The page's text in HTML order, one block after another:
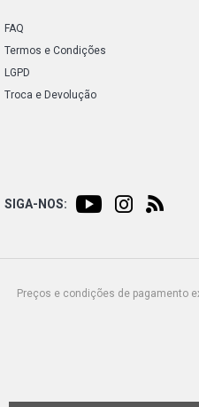
FAQ
Termos e Condições
LGPD
Troca e Devolução
SIGA-NOS:
Preços e condições de pagamento